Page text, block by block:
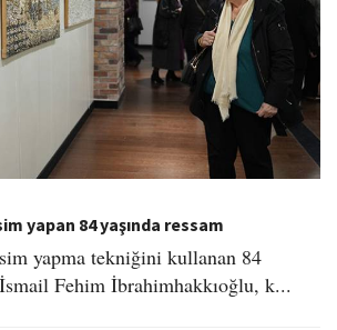
yapan 84 yaşında ressam
yapma tekniğini kullanan 84
Fehim İbrahimhakkıoğlu, k...